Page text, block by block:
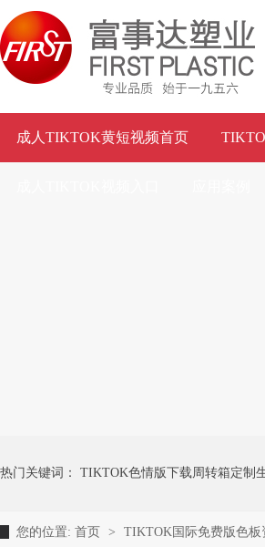
成人TIKTOK黄短视频首页
热门关键词： TIKTOK色情版下载周转箱定制
您的位置: 首页 > TIKTOK国际免费版色板